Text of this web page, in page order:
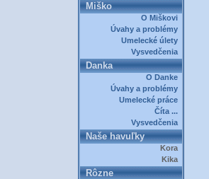
Miško
O Miškovi
Úvahy a problémy
Umelecké úlety
Vysvedčenia
Danka
O Danke
Úvahy a problémy
Umelecké práce
Číta ...
Vysvedčenia
Naše havuľky
Kora
Kika
Rôzne